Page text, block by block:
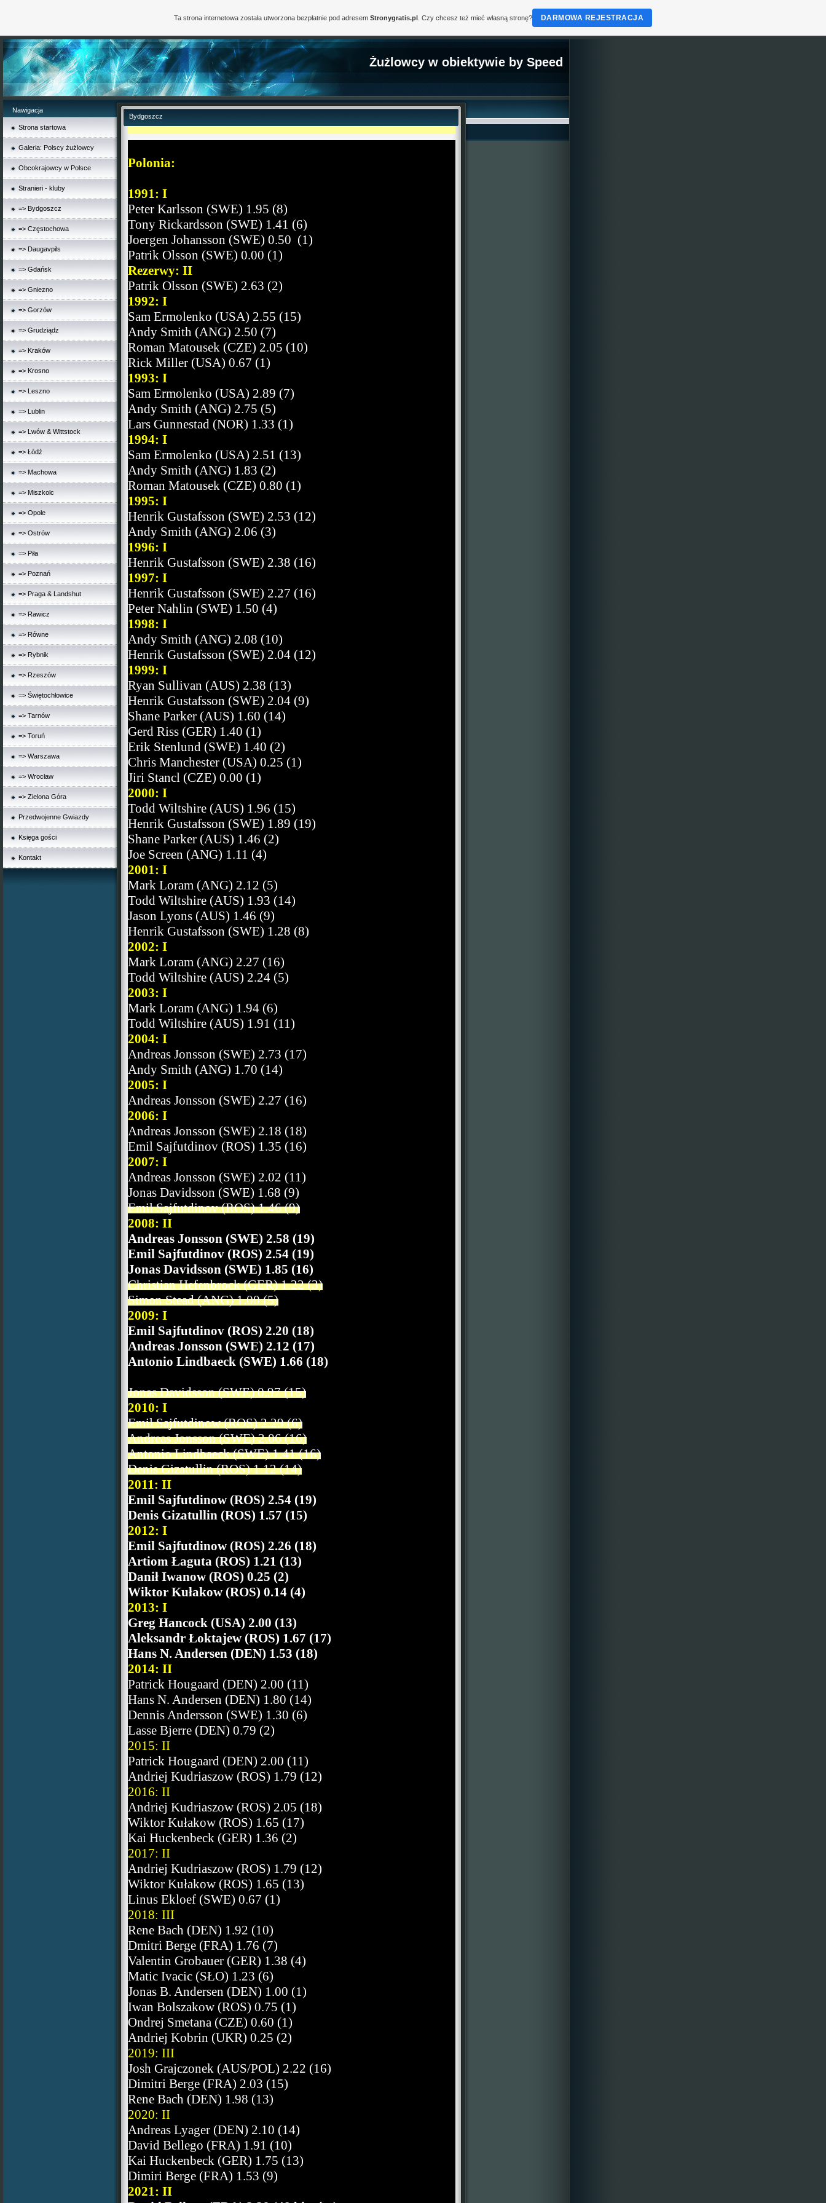
Żużlowcy w obiektywie by Speed
Nawigacja
Strona startowa
Galeria: Polscy żużlowcy
Obcokrajowcy w Polsce
Stranieri - kluby
=> Bydgoszcz
=> Częstochowa
=> Daugavpils
=> Gdańsk
=> Gniezno
=> Gorzów
=> Grudziądz
=> Kraków
=> Krosno
=> Leszno
=> Lublin
=> Lwów & Wittstock
=> Łódź
=> Machowa
=> Miszkolc
=> Opole
=> Ostrów
=> Piła
=> Poznań
=> Praga & Landshut
=> Rawicz
=> Równe
=> Rybnik
=> Rzeszów
=> Świętochłowice
=> Tarnów
=> Toruń
=> Warszawa
=> Wrocław
=> Zielona Góra
Przedwojenne Gwiazdy
Księga gości
Kontakt
Bydgoszcz
Polonia:
1991: I
Peter Karlsson (SWE) 1.95 (8)
Tony Rickardsson (SWE) 1.41 (6)
Joergen Johansson (SWE) 0.50 (1)
Patrik Olsson (SWE) 0.00 (1)
Rezerwy: II
Patrik Olsson (SWE) 2.63 (2)
1992: I
Sam Ermolenko (USA) 2.55 (15)
Andy Smith (ANG) 2.50 (7)
Roman Matousek (CZE) 2.05 (10)
Rick Miller (USA) 0.67 (1)
1993: I
Sam Ermolenko (USA) 2.89 (7)
Andy Smith (ANG) 2.75 (5)
Lars Gunnestad (NOR) 1.33 (1)
1994: I
Sam Ermolenko (USA) 2.51 (13)
Andy Smith (ANG) 1.83 (2)
Roman Matousek (CZE) 0.80 (1)
1995: I
Henrik Gustafsson (SWE) 2.53 (12)
Andy Smith (ANG) 2.06 (3)
1996: I
Henrik Gustafsson (SWE) 2.38 (16)
1997: I
Henrik Gustafsson (SWE) 2.27 (16)
Peter Nahlin (SWE) 1.50 (4)
1998: I
Andy Smith (ANG) 2.08 (10)
Henrik Gustafsson (SWE) 2.04 (12)
1999: I
Ryan Sullivan (AUS) 2.38 (13)
Henrik Gustafsson (SWE) 2.04 (9)
Shane Parker (AUS) 1.60 (14)
Gerd Riss (GER) 1.40 (1)
Erik Stenlund (SWE) 1.40 (2)
Chris Manchester (USA) 0.25 (1)
Jiri Stancl (CZE) 0.00 (1)
2000: I
Todd Wiltshire (AUS) 1.96 (15)
Henrik Gustafsson (SWE) 1.89 (19)
Shane Parker (AUS) 1.46 (2)
Joe Screen (ANG) 1.11 (4)
2001: I
Mark Loram (ANG) 2.12 (5)
Todd Wiltshire (AUS) 1.93 (14)
Jason Lyons (AUS) 1.46 (9)
Henrik Gustafsson (SWE) 1.28 (8)
2002: I
Mark Loram (ANG) 2.27 (16)
Todd Wiltshire (AUS) 2.24 (5)
2003: I
Mark Loram (ANG) 1.94 (6)
Todd Wiltshire (AUS) 1.91 (11)
2004: I
Andreas Jonsson (SWE) 2.73 (17)
Andy Smith (ANG) 1.70 (14)
2005: I
Andreas Jonsson (SWE) 2.27 (16)
2006: I
Andreas Jonsson (SWE) 2.18 (18)
Emil Sajfutdinov (ROS) 1.35 (16)
2007: I
Andreas Jonsson (SWE) 2.02 (11)
Jonas Davidsson (SWE) 1.68 (9)
Emil Sajfutdinov (ROS) 1.46 (9)
2008: II
Andreas Jonsson (SWE) 2.58 (19)
Emil Sajfutdinov (ROS) 2.54 (19)
Jonas Davidsson (SWE) 1.85 (16)
Christian Hefenbrock (GER) 1.22 (3)
Simon Stead (ANG) 1.00 (5)
2009: I
Emil Sajfutdinov (ROS) 2.20 (18)
Andreas Jonsson (SWE) 2.12 (17)
Antonio Lindbaeck (SWE) 1.66 (18)
Jonas Davidsson (SWE) 0.97 (15)
2010: I
Emil Sajfutdinow (ROS) 2.29 (6)
Andreas Jonsson (SWE) 2.06 (16)
Antonio Lindbaeck (SWE) 1.41 (16)
Denis Gizatullin (ROS) 1.12 (14)
2011: II
Emil Sajfutdinow (ROS) 2.54 (19)
Denis Gizatullin (ROS) 1.57 (15)
2012: I
Emil Sajfutdinow (ROS) 2.26 (18)
Artiom Łaguta (ROS) 1.21 (13)
Danił Iwanow (ROS) 0.25 (2)
Wiktor Kułakow (ROS) 0.14 (4)
2013: I
Greg Hancock (USA) 2.00 (13)
Aleksandr Łoktajew (ROS) 1.67 (17)
Hans N. Andersen (DEN) 1.53 (18)
2014: II
Patrick Hougaard (DEN) 2.00 (11)
Hans N. Andersen (DEN) 1.80 (14)
Dennis Andersson (SWE) 1.30 (6)
Lasse Bjerre (DEN) 0.79 (2)
2015: II
Patrick Hougaard (DEN) 2.00 (11)
Andriej Kudriaszow (ROS) 1.79 (12)
2016: II
Andriej Kudriaszow (ROS) 2.05 (18)
Wiktor Kułakow (ROS) 1.65 (17)
Kai Huckenbeck (GER) 1.36 (2)
2017: II
Andriej Kudriaszow (ROS) 1.79 (12)
Wiktor Kułakow (ROS) 1.65 (13)
Linus Ekloef (SWE) 0.67 (1)
2018: III
Rene Bach (DEN) 1.92 (10)
Dmitri Berge (FRA) 1.76 (7)
Valentin Grobauer (GER) 1.38 (4)
Matic Ivacic (SŁO) 1.23 (6)
Jonas B. Andersen (DEN) 1.00 (1)
Iwan Bolszakow (ROS) 0.75 (1)
Ondrej Smetana (CZE) 0.60 (1)
Andriej Kobrin (UKR) 0.25 (2)
2019: III
Josh Grajczonek (AUS/POL) 2.22 (16)
Dimitri Berge (FRA) 2.03 (15)
Rene Bach (DEN) 1.98 (13)
2020: II
Andreas Lyager (DEN) 2.10 (14)
David Bellego (FRA) 1.91 (10)
Kai Huckenbeck (GER) 1.75 (13)
Dimiri Berge (FRA) 1.53 (9)
2021: II
Ta strona internetowa została utworzona bezpłatnie pod adresem Stronygratis.pl. Czy chcesz też mieć własną stronę? DARMOWA REJESTRACJA